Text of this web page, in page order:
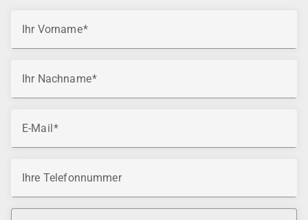
Ihr Vorname
Ihr Nachname
E-Mail
Ihre Telefonnummer